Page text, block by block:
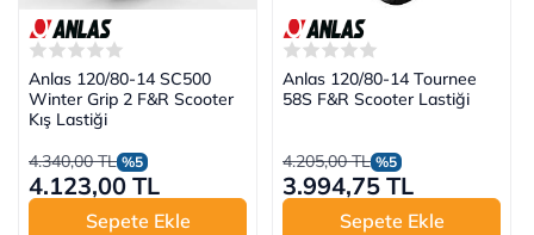
Anlas 120/80-14 SC500
Winter Grip 2 F&R Scooter
Kış Lastiği
4.340,00 TL %5
4.123,00 TL
Sepete Ekle
Anlas 120/80-14 Tournee
58S F&R Scooter Lastiği
4.205,00 TL %5
3.994,75 TL
Sepete Ekle